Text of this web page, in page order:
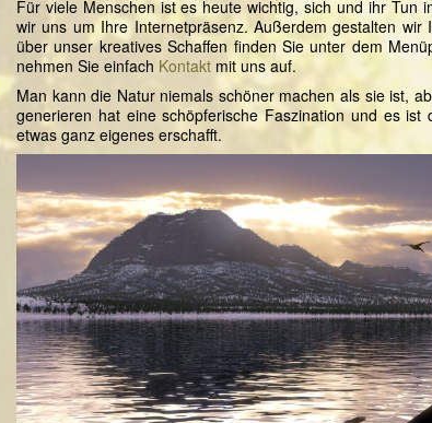
Für viele Menschen ist es heute wichtig, sich und ihr Tun
wir uns um Ihre Internetpräsenz. Außerdem gestalten
über unser kreatives Schaffen finden Sie unter dem
nehmen Sie einfach Kontakt mit uns auf.
Man kann die Natur niemals schöner machen als sie ist,
generieren hat eine schöpferische Faszination und es
etwas ganz eigenes erschafft.